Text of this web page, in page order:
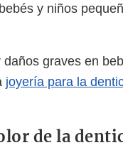
y niños
graves en
joyería para la
de la